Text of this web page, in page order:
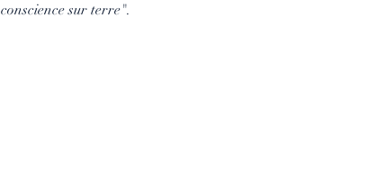
sur terre".